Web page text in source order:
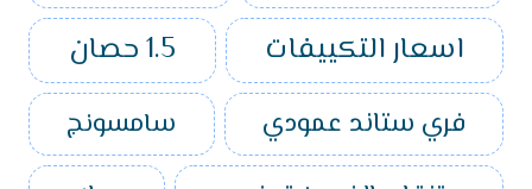
اسعار التكييفات 1.5 حصان
فري ستاند عمودي
سامسونج